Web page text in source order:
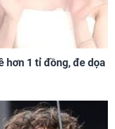
hơn 1 tỉ đồng, đe dọa